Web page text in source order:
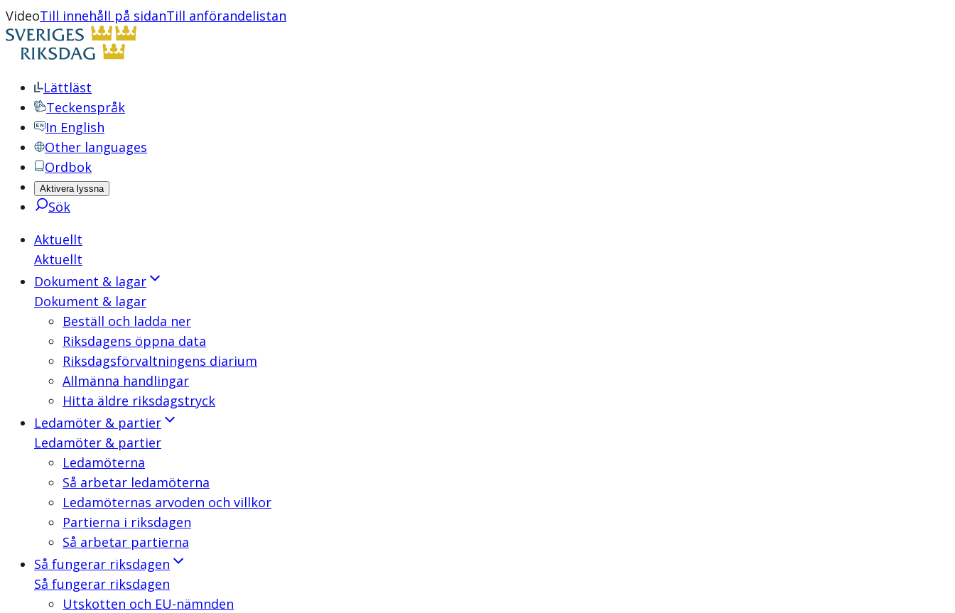
VideoTill innehåll på sidanTill anförandelistan
Lättläst
Teckenspråk
In English
Other languages
Ordbok
Aktivera lyssna
Sök
Aktuellt
Aktuellt
Dokument & lagar
Dokument & lagar
Beställ och ladda ner
Riksdagens öppna data
Riksdagsförvaltningens diarium
Allmänna handlingar
Hitta äldre riksdagstryck
Ledamöter & partier
Ledamöter & partier
Ledamöterna
Så arbetar ledamöterna
Ledamöternas arvoden och villkor
Partierna i riksdagen
Så arbetar partierna
Så fungerar riksdagen
Så fungerar riksdagen
Utskotten och EU-nämnden